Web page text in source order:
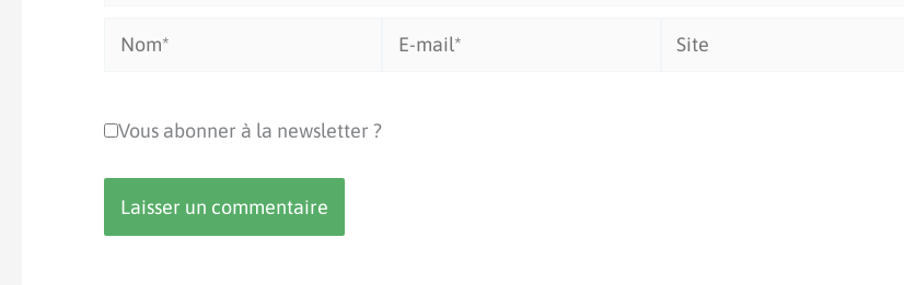
Nom* Site
Vous abonner à la newsletter ?